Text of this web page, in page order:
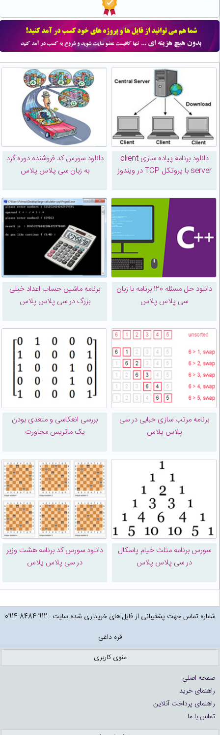
دانلود برنامه پیاده سازی client
server با پروتکل TCP در ویندوز
دانلود سورس کد فروشنده دوره گرد
به زبان سی پلاس پلاس
دانلود حل مسئله 120 برنامه با زبان
سی پلاس پلاس
برنامه ماشین حساب اعداد خیلی
بزرگ در سی پلاس پلاس
برنامه مرتب سازی حبابی در سی
پلاس پلاس
بررسی انعکاسی و متعدی بودن
یک ماتریس مجاورت
سورس برنامه مثلث خیام پاسکال
در سی پلاس پلاس
دانلود سورس کد برنامه هشت وزیر
در سی پلاس پلاس
شماره تماس جهت پشتیبانی از فایل های خریداری شده سایت : 912-8484-0914
قره داغی
منوی کاربری
صفحه اصلی
راهنمای خرید
راهنمای پرداخت آنلاین
تماس با ما